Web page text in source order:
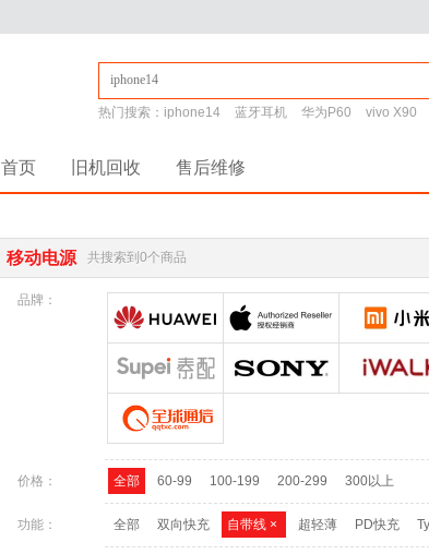
热门搜索： iphone14 蓝牙耳机 华为P60 vivo X90
首页 旧机回收 售后维修
移动电源 共搜索到0个商品
品牌：
价格： 全部 60-99 100-199 200-299 300以上
功能： 全部 双向快充 自带线 × 超轻薄 PD快充